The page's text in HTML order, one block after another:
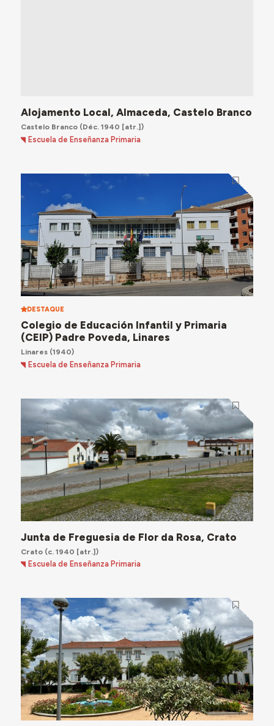
Alojamento Local, Almaceda, Castelo Branco
Castelo Branco(Déc. 1940 [atr.])
Escuela de Enseñanza Primaria
DESTAQUE
Colegio de Educación Infantil y Primaria
(CEIP) Padre Poveda, Linares
Linares(1940)
Escuela de Enseñanza Primaria
Junta de Freguesia de Flor da Rosa, Crato
Crato(c. 1940 [atr.])
Escuela de Enseñanza Primaria